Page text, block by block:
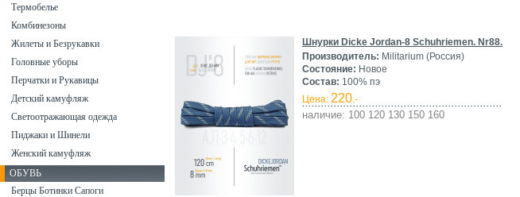
Шнурки Dicke Jordan-8 Schuhriemen. Nr88.
Производитель: Militarium (Россия)
Состояние: Новое
Состав: 100% пэ
Цена: 220.-
наличие: 100 120 130 150 160
Термобелье
Комбинезоны
Жилеты и Безрукавки
Головные уборы
Перчатки и Рукавицы
Детский камуфляж
Светоотражающая одежда
Пиджаки и Шинели
Женский камуфляж
ОБУВЬ
Берцы Ботинки Сапоги